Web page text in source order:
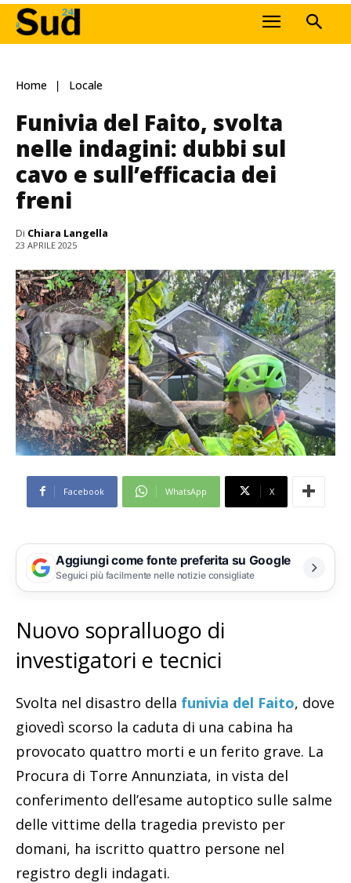
Home Locale
Funivia del Faito, svolta
nelle indagini: dubbi sul
cavo e sull’efficacia dei
freni
Di Chiara Langella
23 APRILE 2025
Facebook WhatsApp X
Aggiungi come fonte preferita su Google
Seguici più facilmente nelle notizie consigliate
Nuovo sopralluogo di
investigatori e tecnici
Svolta nel disastro della funivia del Faito, dove
giovedì scorso la caduta di una cabina ha
provocato quattro morti e un ferito grave. La
Procura di Torre Annunziata, in vista del
conferimento dell’esame autoptico sulle salme
delle vittime della tragedia previsto per
domani, ha iscritto quattro persone nel
registro degli indagati.